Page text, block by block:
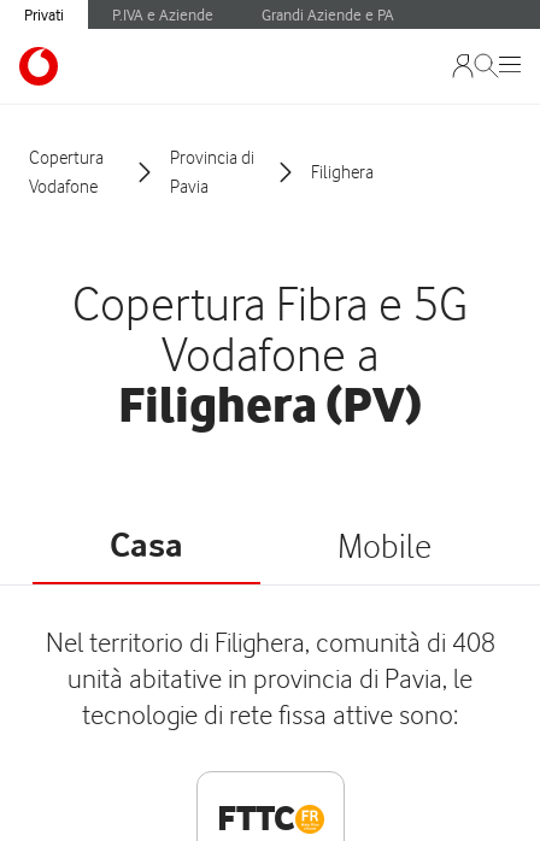
Privati P.IVA e Aziende Grandi Aziende e PA
Copertura
Vodafone
Provincia di
Pavia
Filighera
Copertura Fibra e 5G
Vodafone a
Filighera (PV)
Casa Mobile
Nel territorio di Filighera, comunità di 408
unità abitative in provincia di Pavia, le
tecnologie di rete fissa attive sono:
FTTC